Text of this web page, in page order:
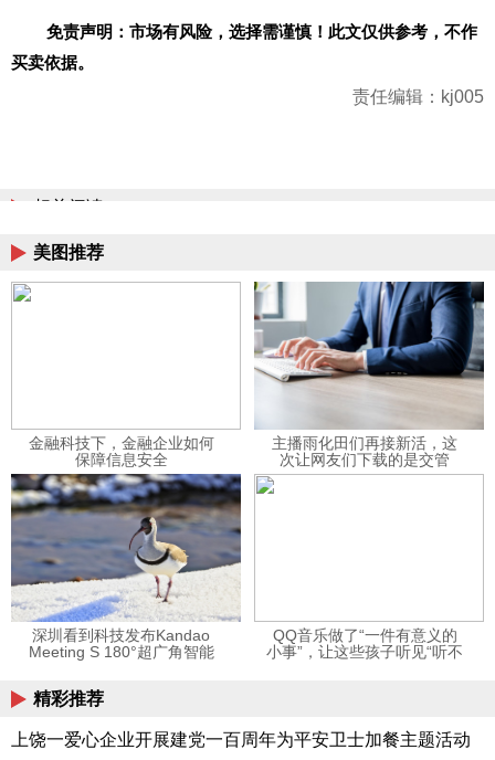
免责声明：市场有风险，选择需谨慎！此文仅供参考，不作
买卖依据。
责任编辑：kj005
相关阅读
美图推荐
金融科技下，金融企业如何
保障信息安全
主播雨化田们再接新活，这
次让网友们下载的是交管
12123APP
深圳看到科技发布Kandao
Meeting S 180°超广角智能
QQ音乐做了“一件有意义的
小事”，让这些孩子听见“听不
精彩推荐
上饶一爱心企业开展建党一百周年为平安卫士加餐主题活动